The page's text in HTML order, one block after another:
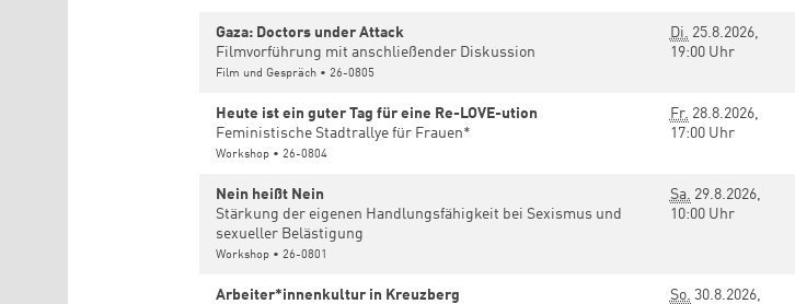
Gaza: Doctors under Attack
Filmvorführung mit anschließender Diskussion
Film und Gespräch • 26-0805
Di.
25.8.2026,
19:00 Uhr
Heute ist ein guter Tag für eine Re-LOVE-ution
Feministische Stadtrallye für Frauen*
Workshop • 26-0804
Fr. 28.8.2026,
17:00 Uhr
Nein heißt Nein
Stärkung der eigenen Handlungsfähigkeit bei Sexismus und
sexueller Belästigung
Workshop • 26-0801
Sa. 29.8.2026,
10:00 Uhr
Arbeiter*innenkultur in Kreuzberg
So. 30.8.2026,